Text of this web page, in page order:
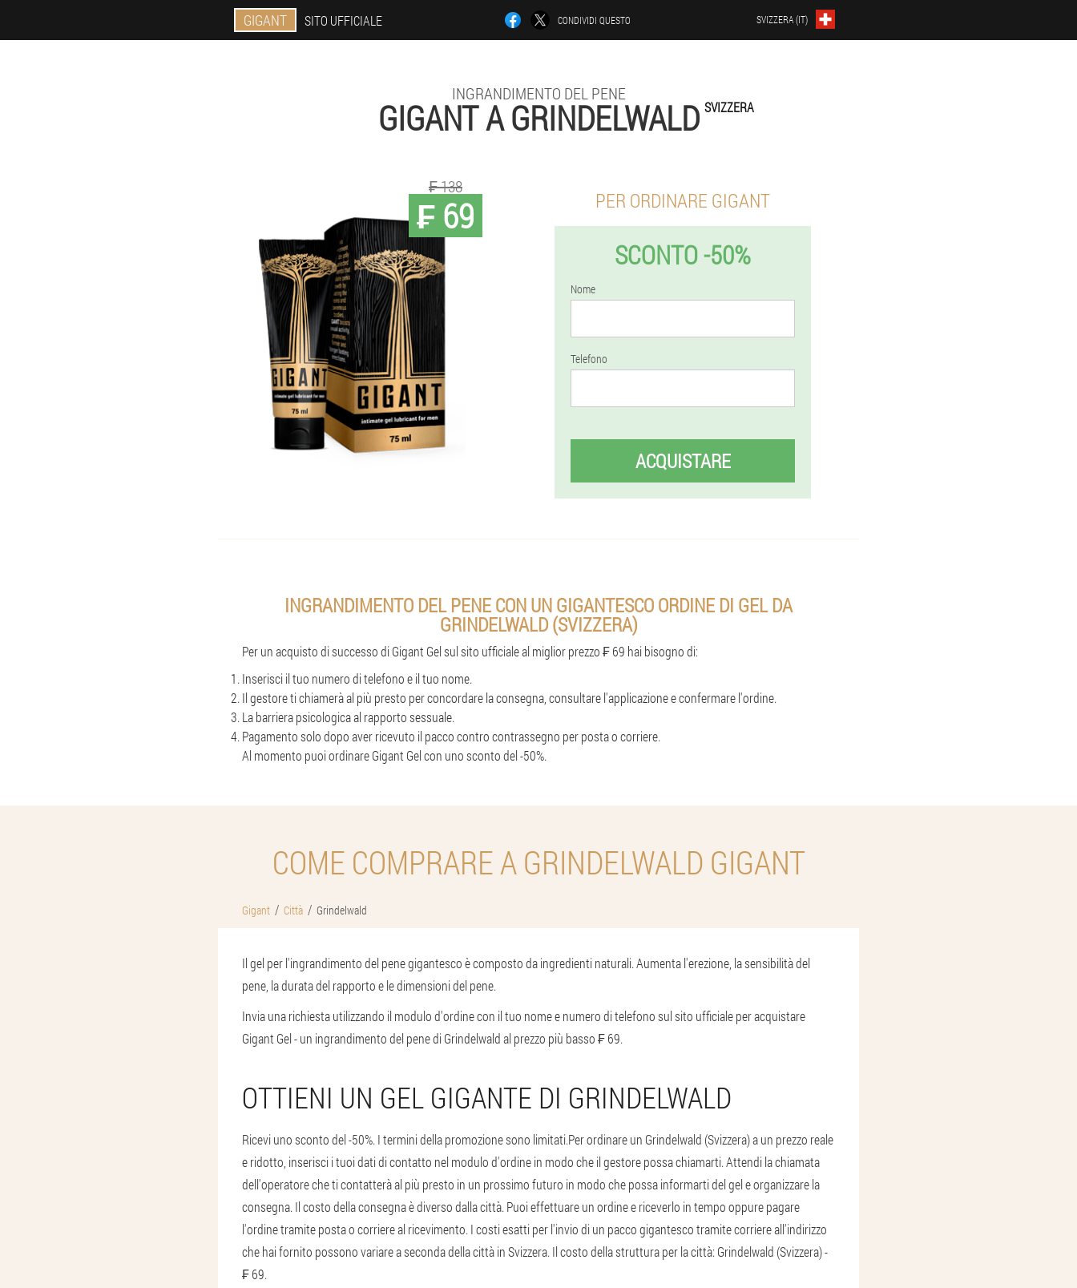
GIGANT SITO UFFICIALE CONDIVIDI QUESTO SVIZZERA (IT)
INGRANDIMENTO DEL PENE
GIGANT A GRINDELWALD SVIZZERA
₣ 69
₣ 138
PER ORDINARE GIGANT
SCONTO -50%
Nome
Telefono
ACQUISTARE
INGRANDIMENTO DEL PENE CON UN GIGANTESCO ORDINE DI GEL DA
GRINDELWALD (SVIZZERA)
Per un acquisto di successo di Gigant Gel sul sito ufficiale al miglior prezzo ₣ 69 hai bisogno di:
Inserisci il tuo numero di telefono e il tuo nome.
Il gestore ti chiamerà al più presto per concordare la consegna, consultare l'applicazione e confermare l'ordine.
La barriera psicologica al rapporto sessuale.
Pagamento solo dopo aver ricevuto il pacco contro contrassegno per posta o corriere.
Al momento puoi ordinare Gigant Gel con uno sconto del -50%.
COME COMPRARE A GRINDELWALD GIGANT
Gigant Città Grindelwald
Il gel per l'ingrandimento del pene gigantesco è composto da ingredienti naturali. Aumenta l'erezione, la sensibilità del
pene, la durata del rapporto e le dimensioni del pene.
Invia una richiesta utilizzando il modulo d'ordine con il tuo nome e numero di telefono sul sito ufficiale per acquistare
Gigant Gel - un ingrandimento del pene di Grindelwald al prezzo più basso ₣ 69.
OTTIENI UN GEL GIGANTE DI GRINDELWALD
Ricevi uno sconto del -50%. I termini della promozione sono limitati.Per ordinare un Grindelwald (Svizzera) a un prezzo reale
e ridotto, inserisci i tuoi dati di contatto nel modulo d'ordine in modo che il gestore possa chiamarti. Attendi la chiamata
dell'operatore che ti contatterà al più presto in un prossimo futuro in modo che possa informarti del gel e organizzare la
consegna. Il costo della consegna è diverso dalla città. Puoi effettuare un ordine e riceverlo in tempo oppure pagare
l'ordine tramite posta o corriere al ricevimento. I costi esatti per l'invio di un pacco gigantesco tramite corriere all'indirizzo
che hai fornito possono variare a seconda della città in Svizzera. Il costo della struttura per la città: Grindelwald (Svizzera) -
₣ 69.